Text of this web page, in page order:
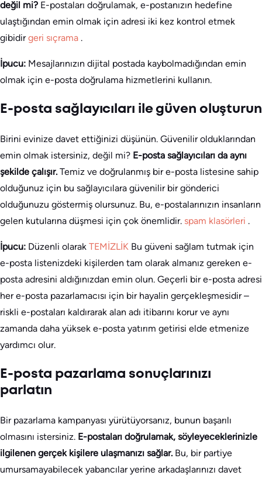
değil mi? E-postaları doğrulamak, e-postanızın hedefine
ulaştığından emin olmak için adresi iki kez kontrol etmek
gibidirgeri sıçrama .
İpucu: Mesajlarınızın dijital postada kaybolmadığından emin
olmak için e-posta doğrulama hizmetlerini kullanın.
E-posta sağlayıcıları ile güven oluşturun
Birini evinize davet ettiğinizi düşünün. Güvenilir olduklarından
emin olmak istersiniz, değil mi? E-posta sağlayıcıları da aynı
şekilde çalışır. Temiz ve doğrulanmış bir e-posta listesine sahip
olduğunuz için bu sağlayıcılara güvenilir bir gönderici
olduğunuzu göstermiş olursunuz. Bu, e-postalarınızın insanların
gelen kutularına düşmesi için çok önemlidir. spam klasörleri .
İpucu: Düzenli olarak TEMİZLİK Bu güveni sağlam tutmak için
e-posta listenizdeki kişilerden tam olarak almanız gereken e-
posta adresini aldığınızdan emin olun. Geçerli bir e-posta adresi
her e-posta pazarlamacısı için bir hayalin gerçekleşmesidir –
riskli e-postaları kaldırarak alan adı itibarını korur ve aynı
zamanda daha yüksek e-posta yatırım getirisi elde etmenize
yardımcı olur.
E-posta pazarlama sonuçlarınızı
parlatın
Bir pazarlama kampanyası yürütüyorsanız, bunun başarılı
olmasını istersiniz. E-postaları doğrulamak, söyleyeceklerinizle
ilgilenen gerçek kişilere ulaşmanızı sağlar. Bu, bir partiye
umursamayabilecek yabancılar yerine arkadaşlarınızı davet